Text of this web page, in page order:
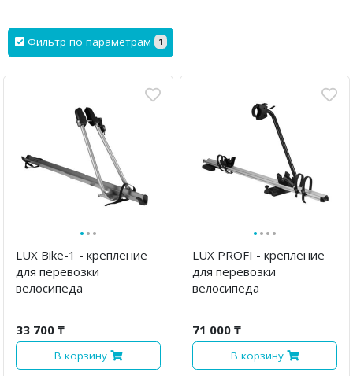
Фильтр по параметрам 1
···
LUX Bike-1 - крепление
для перевозки
велосипеда
33 700 ₸
В корзину
····
LUX PROFI - крепление
для перевозки
велосипеда
71 000 ₸
В корзину